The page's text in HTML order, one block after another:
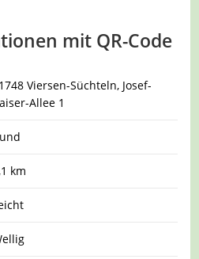
mit QR-Code
Viersen-Süchteln, Josef-
Allee 1
km